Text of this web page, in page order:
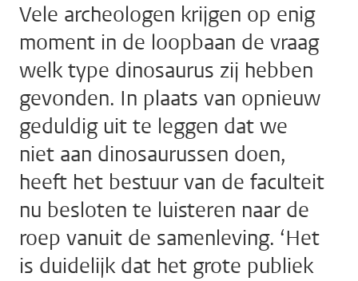
Vele archeologen krijgen op enig
moment in de loopbaan de vraag
welk type dinosaurus zij hebben
gevonden. In plaats van opnieuw
geduldig uit te leggen dat we
niet aan dinosaurussen doen,
heeft het bestuur van de faculteit
nu besloten te luisteren naar de
roep vanuit de samenleving. ‘Het
is duidelijk dat het grote publiek